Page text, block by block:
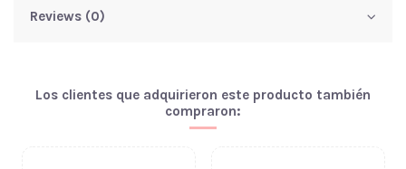
Reviews (0)
Los clientes que adquirieron este producto también
compraron: